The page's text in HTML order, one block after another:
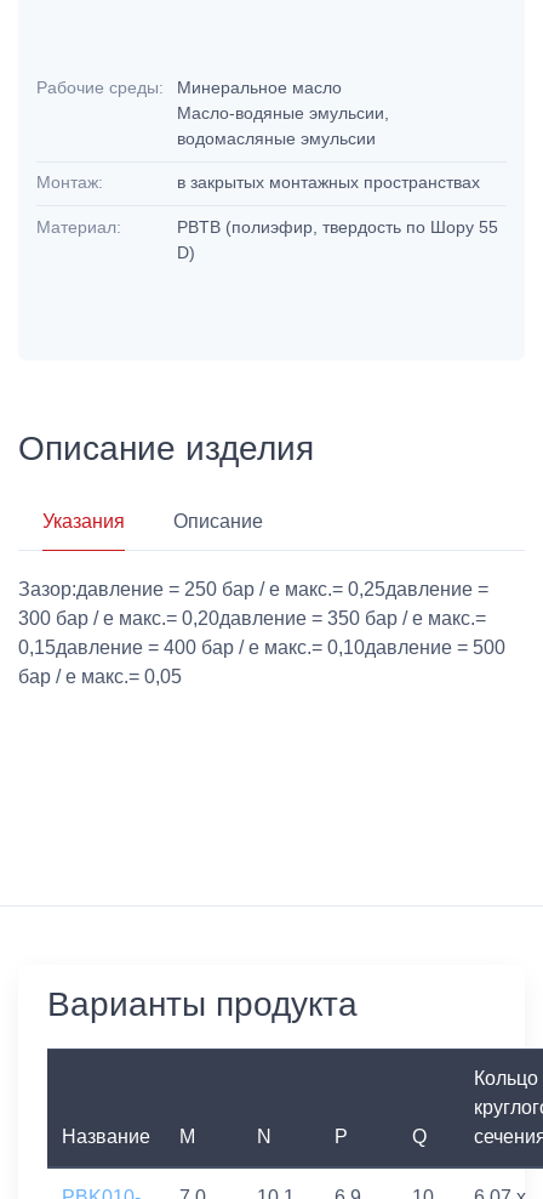
Рабочие среды:
Минеральное масло
Масло-водяные эмульсии,
водомасляные эмульсии
Монтаж: в закрытых монтажных пространствах
Материал:
PBTB (полиэфир, твердость по Шору 55
D)
Описание изделия
Указания Описание
Зазор:давление = 250 бар / e макс.= 0,25давление =
300 бар / e макс.= 0,20давление = 350 бар / e макс.=
0,15давление = 400 бар / e макс.= 0,10давление = 500
бар / e макс.= 0,05
Варианты продукта
Название M N P Q
Кольцо